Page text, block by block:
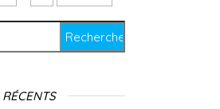
publications